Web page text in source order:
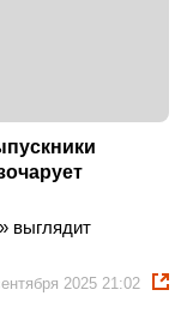
выглядит
2025 21:02